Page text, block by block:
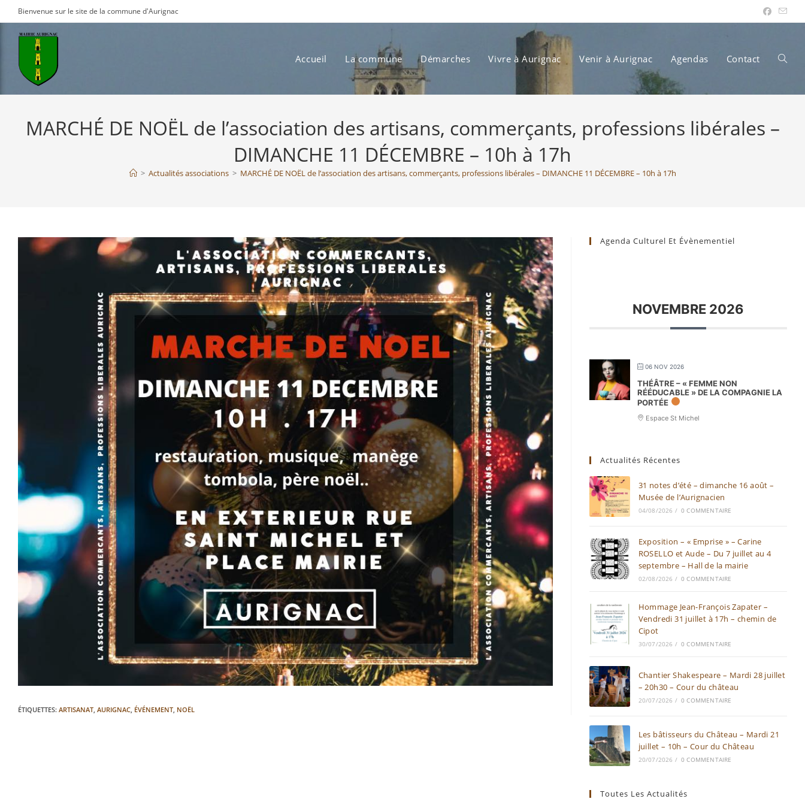
to
content
Bienvenue sur le site de la commune d'Aurignac
Accueil La commune Démarches Vivre à Aurignac Venir à Aurignac Agendas Contact Toggle
MARCHÉ DE NOËL de l’association des artisans, commerçants, professions libérales –
DIMANCHE 11 DÉCEMBRE – 10h à 17h
> Actualités associations > MARCHÉ DE NOËL de l’association des artisans, commerçants, professions libérales – DIMANCHE 11 DÉCEMBRE – 10h à 17h
ÉTIQUETTES: ARTISANAT AURIGNAC ÉVÉNEMENT NOËL
Agenda Culturel Et Évènementiel
NOVEMBRE 2026
06 NOV 2026
THÉÂTRE – « FEMME NON
RÉÉDUCABLE » DE LA COMPAGNIE LA
PORTÉE
Espace St Michel
Actualités Récentes
31 notes d’été – dimanche 16 août –
Musée de l’Aurignacien
04/08/2026 / 0 COMMENTAIRE
Exposition – « Emprise » – Carine
ROSELLO et Aude – Du 7 juillet au 4
septembre – Hall de la mairie
02/08/2026 / 0 COMMENTAIRE
Hommage Jean-François Zapater –
Vendredi 31 juillet à 17h – chemin de
Cipot
30/07/2026 / 0 COMMENTAIRE
Chantier Shakespeare – Mardi 28 juillet
– 20h30 – Cour du château
20/07/2026 / 0 COMMENTAIRE
Les bâtisseurs du Château – Mardi 21
juillet – 10h – Cour du Château
20/07/2026 / 0 COMMENTAIRE
Toutes Les Actualités